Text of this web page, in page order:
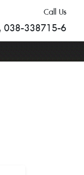
Call Us
038-338715-6